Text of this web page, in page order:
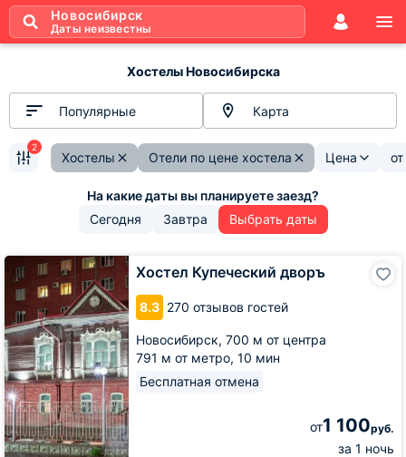
Новосибирск
Даты неизвестны
Хостелы Новосибирска
Популярные Карта
Хостелы Отели по цене хостела Цена от
2
Сегодня Завтра Выбрать даты
Хостел Купеческий дворъ
8.3 270 отзывов гостей
Новосибирск, 700 м от центра
791 м от метро, 10 мин
Бесплатная отмена
от1 100руб.
за 1 ночь
Хостел
Купеческий
дворъ